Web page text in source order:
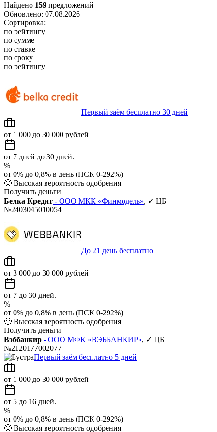
Найдено 159 предложений
Обновлено: 07.08.2026
Сортировка:
по рейтингу
по сумме
по ставке
по сроку
по рейтингу
Первый заём бесплатно 30 дней
от 1 000 до 30 000 рублей
от 7 дней до 30 дней.
%
от 0% до 0,8% в день (ПСК 0-292%)
🙂 Высокая вероятность одобрения
Получить деньги
Белка Кредит - ООО МКК «Финмодель», ✓ ЦБ
№2403045010054
До 21 день бесплатно
от 3 000 до 30 000 рублей
от 7 до 30 дней.
%
от 0% до 0,8% в день (ПСК 0-292%)
🙂 Высокая вероятность одобрения
Получить деньги
Вэббанкир - ООО МФК «ВЭББАНКИР», ✓ ЦБ
№2120177002077
Первый заём бесплатно 5 дней
от 1 000 до 30 000 рублей
от 5 до 16 дней.
%
от 0% до 0,8% в день (ПСК 0-292%)
🙂 Высокая вероятность одобрения